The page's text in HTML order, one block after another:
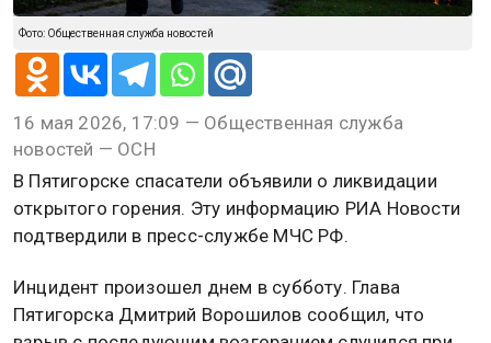
Фото: Общественная служба новостей
16 мая 2026, 17:09 — Общественная служба
новостей — ОСН
В Пятигорске спасатели объявили о ликвидации
открытого горения. Эту информацию РИА Новости
подтвердили в пресс-службе МЧС РФ.
Инцидент произошел днем в субботу. Глава
Пятигорска Дмитрий Ворошилов сообщил, что